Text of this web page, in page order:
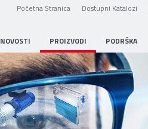
Početna Stranica Dostupni Katalozi
NOVOSTI PROIZVODI PODRŠKA